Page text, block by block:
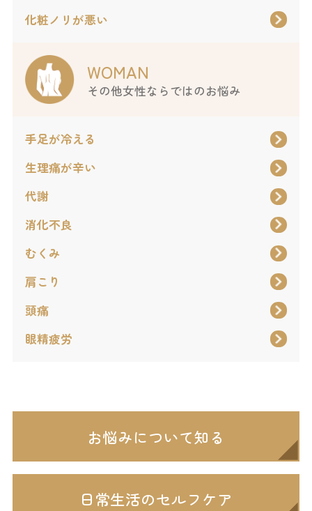
化粧ノリが悪い
WOMAN
その他女性ならではのお悩み
手足が冷える
生理痛が辛い
代謝
消化不良
むくみ
肩こり
頭痛
眼精疲労
お悩みについて知る
日常生活のセルフケア